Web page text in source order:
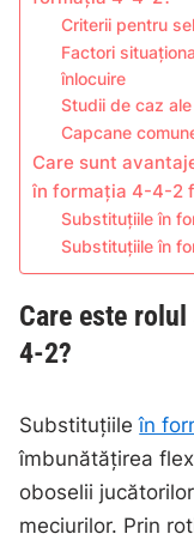
Criterii pentru
Factori
înlocuire
Studii de caz
Capcane
Care sunt
în formația 4-4-2
Substituțiile în
Substituțiile în
Care este
4-2?
Substituțiileîn
îmbunătățirea
oboselii
meciurilor. Prin